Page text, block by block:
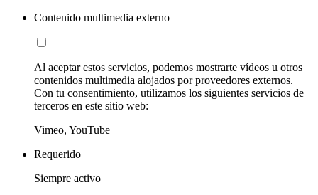
Contenido multimedia externo
Al aceptar estos servicios, podemos mostrarte vídeos u otros
contenidos multimedia alojados por proveedores externos.
Con tu consentimiento, utilizamos los siguientes servicios de
terceros en este sitio web:
Vimeo, YouTube
Requerido
Siempre activo